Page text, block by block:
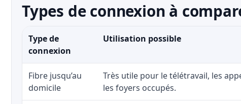
Types de connexion à
Type de
connexion
Utilisation possible
Fibre jusqu’au
domicile
Très utile pour le télétravail, les
les foyers occupés.